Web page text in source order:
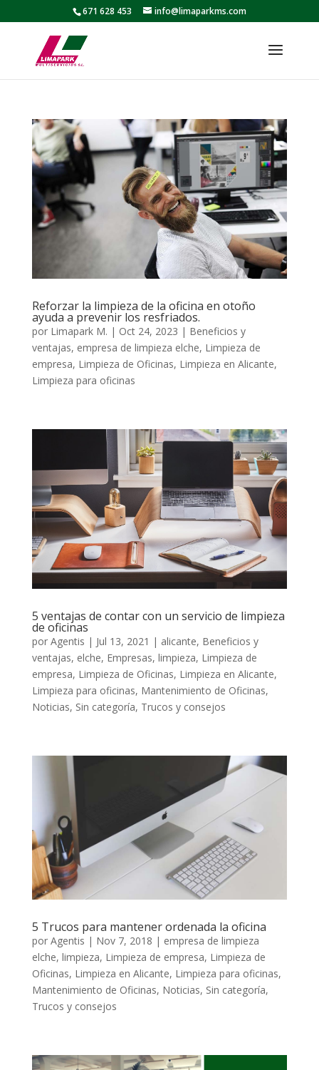
671 628 453 info@limaparkms.com
Reforzar la limpieza de la oficina en otoño
ayuda a prevenir los resfriados.
por Limapark M. | Oct 24, 2023 | Beneficios y
ventajas, empresa de limpieza elche, Limpieza de
empresa, Limpieza de Oficinas, Limpieza en Alicante,
Limpieza para oficinas
5 ventajas de contar con un servicio de limpieza
de oficinas
por Agentis | Jul 13, 2021 | alicante, Beneficios y
ventajas, elche, Empresas, limpieza, Limpieza de
empresa, Limpieza de Oficinas, Limpieza en Alicante,
Limpieza para oficinas, Mantenimiento de Oficinas,
Noticias, Sin categoría, Trucos y consejos
5 Trucos para mantener ordenada la oficina
por Agentis | Nov 7, 2018 | empresa de limpieza
elche, limpieza, Limpieza de empresa, Limpieza de
Oficinas, Limpieza en Alicante, Limpieza para oficinas,
Mantenimiento de Oficinas, Noticias, Sin categoría,
Trucos y consejos